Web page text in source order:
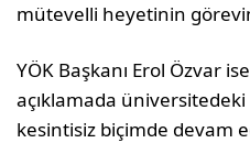
mütevelli heyetinin
YÖK Başkanı Erol Özvar
açıklamada
kesintisiz biçimde devam